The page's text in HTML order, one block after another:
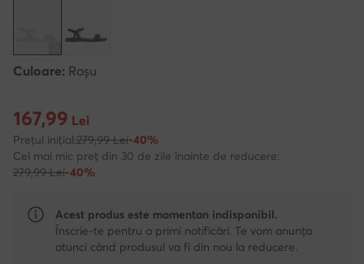
Culoare: Roșu
Prețul actual 167,99 Lei
167,99 Lei
Prețul inițial:279,99 Lei-40%
Cel mai mic preț din 30 de zile înainte de reducere:
279,99 Lei-40%
Acest produs este momentan indisponibil.
Înscrie-te pentru a primi notificări. Te vom anunța
atunci când produsul va fi din nou la reducere.